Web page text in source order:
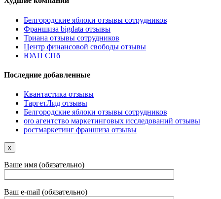
Белгородские яблоки отзывы сотрудников
Франшиза bigdata отзывы
Триана отзывы сотрудников
Центр финансовой свободы отзывы
ЮАП СПб
Последние добавленные
Квантастика отзывы
ТаргетЛид отзывы
Белгородские яблоки отзывы сотрудников
oro агентство маркетинговых исследований отзывы
ростмаркетинг франшиза отзывы
x
Ваше имя (обязательно)
Ваш e-mail (обязательно)